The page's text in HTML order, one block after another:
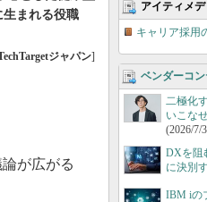
まれる役職
ジャパン]
が広がる
アイティメ
キャリア採用
ベンダーコ
二極化
いこな
(2026/7/
DXを阻
に決別
IBM iの